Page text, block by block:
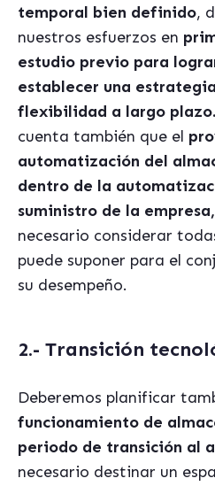
temporal bien definido,
nuestros esfuerzos en
estudio previo para
establecer una
flexibilidad a largo plazo.
cuenta también que el
automatización del
dentro de la
suministro de la empresa,
necesario considerar
puede suponer para el
su desempeño.
2.- Transición
Deberemos planificar
funcionamiento de
periodo de transición al
necesario destinar un